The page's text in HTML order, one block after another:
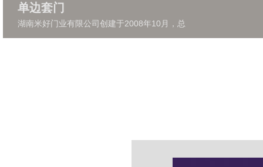
单边套门
湖南米好门业有限公司创建于2008年10月，总